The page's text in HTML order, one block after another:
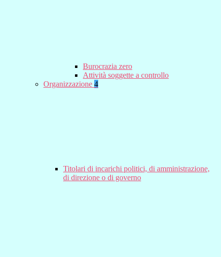
Burocrazia zero
Attività soggette a controllo
Organizzazione 4
Titolari di incarichi politici, di amministrazione,
di direzione o di governo